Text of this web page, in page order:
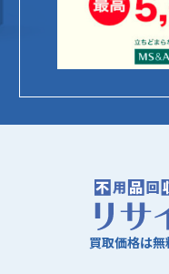
買取価格は